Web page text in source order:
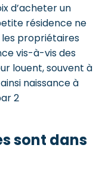
d’acheter un
résidence ne
propriétaires
vis-à-vis des
louent, souvent à
naissance à
2
sont dans